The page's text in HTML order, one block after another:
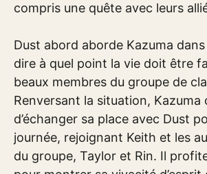
compris une quête avec leurs
Dust abord aborde Kazuma
dire à quel point la vie doit être
beaux membres du groupe de
Renversant la situation, Kazuma
d’échanger sa place avec Dust
journée, rejoignant Keith et les
du groupe, Taylor et Rin. Il